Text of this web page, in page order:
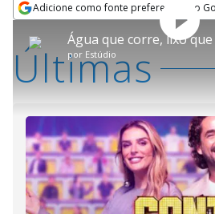
Adicione como fonte preferencial no
Opens in new window
Água que corre, lixo
por Estúdio
This
pressing
the
Escape
key
activating
Rever
Últimas